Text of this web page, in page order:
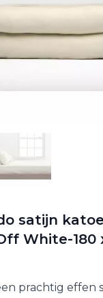
satijn
White-180
prachtig effen